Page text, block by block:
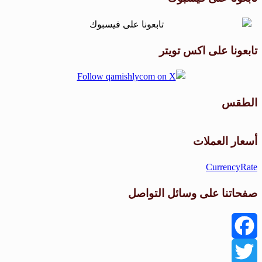
تابعونا على اكس تويتر
الطقس
أسعار العملات
CurrencyRate
صفحاتنا على وسائل التواصل
Facebook